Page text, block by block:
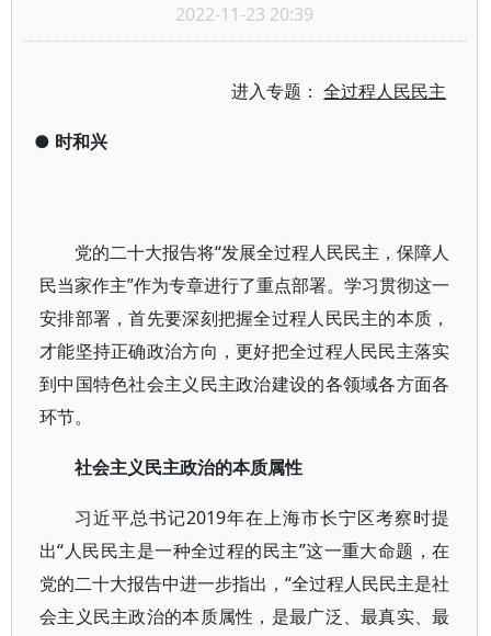
2022-11-23 20:39
进入专题：全过程人民民主
● 时和兴
党的二十大报告将“发展全过程人民民主，保障人
民当家作主”作为专章进行了重点部署。学习贯彻这一
安排部署，首先要深刻把握全过程人民民主的本质，
才能坚持正确政治方向，更好把全过程人民民主落实
到中国特色社会主义民主政治建设的各领域各方面各
环节。
社会主义民主政治的本质属性
习近平总书记2019年在上海市长宁区考察时提
出“人民民主是一种全过程的民主”这一重大命题，在
党的二十大报告中进一步指出，“全过程人民民主是社
会主义民主政治的本质属性，是最广泛、最真实、最